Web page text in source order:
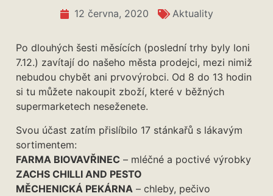
12 června, 2020 Aktuality
Po dlouhých šesti měsících (poslední trhy byly loni
7.12.) zavítají do našeho města prodejci, mezi nimiž
nebudou chybět ani prvovýrobci. Od 8 do 13 hodin
si tu můžete nakoupit zboží, které v běžných
supermarketech neseženete.
Svou účast zatím přislíbilo 17 stánkařů s lákavým
sortimentem:
FARMA BIOVAVŘINEC – mléčné a poctivé výrobky
ZACHS CHILLI AND PESTO
MĚCHENICKÁ PEKÁRNA – chleby, pečivo